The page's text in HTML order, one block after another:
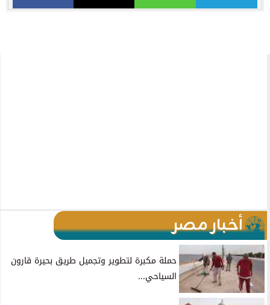
أخبار مصر
حملة مكبرة لتطوير وتجميل طريق بحيرة قارون
السياحي...